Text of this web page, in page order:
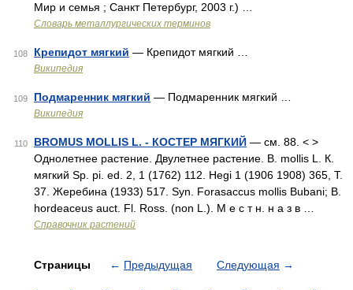
Мир и семья ; Санкт Петербург, 2003 г.) …
Словарь металлургических терминов
108 Крепидот мягкий — Крепидот мягкий …
Википедия
109 Подмаренник мягкий — Подмаренник мягкий …
Википедия
110 BROMUS MOLLIS L. - КОСТЕР МЯГКИЙ — см. 88. < >
Однолетнее растение. Двулетнее растение. В. mollis L. К.
мягкий Sp. pi. ed. 2, 1 (1762) 112. Hegi 1 (1906 1908) 365, Т.
37. Жеребина (1933) 517. Syn. Forasaccus mollis Bubani; В.
hordeaceus auct. Fl. Ross. (non L.). М е с т н. н а з в …
Справочник растений
Страницы ← Предыдущая Следующая →